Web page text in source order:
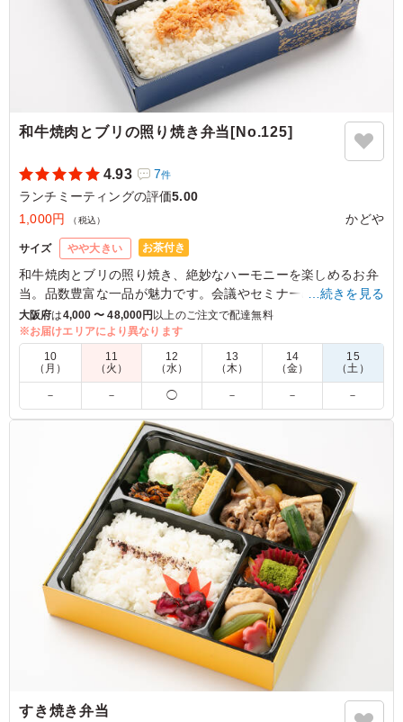
ご利用シーン：会議・セミナー›ランチミーティング
京都府京都市左京区岡崎徳成町2026/02/06
和牛焼肉とブリの照り焼き弁当[No.125]
4.93 7件
ランチミーティングの評価5.00
1,000円
（税込） かどや
サイズ やや大きい お茶付き
和牛焼肉とブリの照り焼き、絶妙なハーモニーを楽しめるお弁
当。品数豊富な一品が魅力です。会議やセミナーの際にもぴっ
たり。特別なひとときを彩るお弁当です。
5.0 あゆむコンサル
魚もお肉も入った、なんと贅沢なお弁当なんでしょう、見
た目も納得、味も納得、副菜も豊富、何よりもコスパも最
高です！皆さんに喜んで頂いてるのが食べている様子でわ
かります、また、よろしくお願いいたします
ご利用シーン：会議・セミナー›ランチミーティング
大阪府大阪市都島区高倉町2026/06/14
…続きを見る
大阪府は4,000 〜 48,000円以上のご注文で配達無料
※お届けエリアにより異なります
10
（月）
11
（火）
12
（水）
13
（木）
14
（金）
15
（土）
－ － ◯ － － －
すき焼き弁当